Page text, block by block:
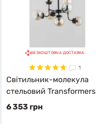
БЕЗКОШТОВНА ДОСТАВКА
1
Світильник-молекула
стельовий Transformers
25747 Alfa чорний
6 353 грн